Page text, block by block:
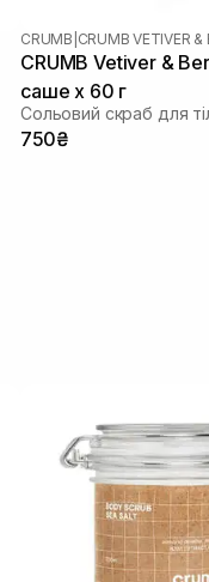
CRUMB CRUMB VETIVER &
CRUMB Vetiver &
саше х 60 г
750₴